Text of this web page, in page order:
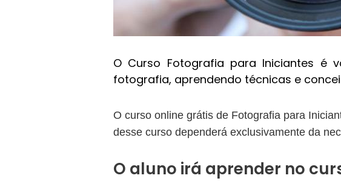
O Curso Fotografia para Iniciantes é
fotografia, aprendendo técnicas e
O curso online grátis de Fotografia para
desse curso dependerá exclusivamente da
O aluno irá aprender no